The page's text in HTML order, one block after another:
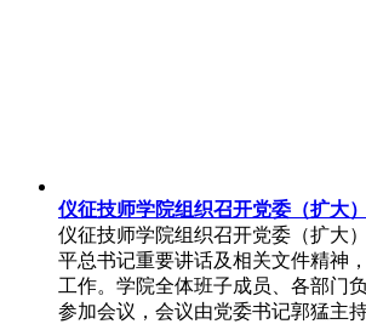
仪征技师学院组织召开党委（扩大
仪征技师学院组织召开党委（扩大
平总书记重要讲话及相关文件精神
工作。学院全体班子成员、各部门
参加会议，会议由党委书记郭猛主